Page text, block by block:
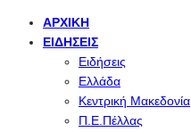
ΑΡΧΙΚΉ
ΕΙΔΉΣΕΙΣ
Ειδήσεις
Ελλάδα
Κεντρική Μακεδονία
Π.Ε.Πέλλας